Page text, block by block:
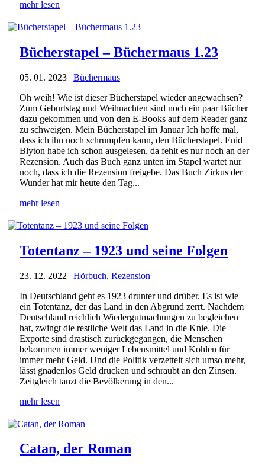
mehr lesen
Bücherstapel – Büchermaus 1.23
05. 01. 2023 | Büchermaus
Oh weih! Wie ist dieser Bücherstapel wieder angewachsen?
Zum Geburtstag und Weihnachten sind noch ein paar Bücher
dazu gekommen und von den E-Books auf dem Reader ganz
zu schweigen. Mein Bücherstapel im Januar Ich hoffe mal,
dass ich ihn noch schrumpfen kann, den Bücherstapel. Enid
Blyton habe ich schon ausgelesen, da fehlt es nur noch an der
Rezension. Auch das Buch ganz unten im Stapel wartet nur
noch, dass ich die Rezension freigebe. Das Buch Zirkus der
Wunder hat mir heute den Tag...
mehr lesen
Totentanz – 1923 und seine Folgen
23. 12. 2022 | Hörbuch, Rezension
In Deutschland geht es 1923 drunter und drüber. Es ist wie
ein Totentanz, der das Land in den Abgrund zerrt. Nachdem
Deutschland reichlich Wiedergutmachungen zu begleichen
hat, zwingt die restliche Welt das Land in die Knie. Die
Exporte sind drastisch zurückgegangen, die Menschen
bekommen immer weniger Lebensmittel und Kohlen für
immer mehr Geld. Und die Politik verzettelt sich umso mehr,
lässt gnadenlos Geld drucken und schraubt an den Zinsen.
Zeitgleich tanzt die Bevölkerung in den...
mehr lesen
Catan, der Roman